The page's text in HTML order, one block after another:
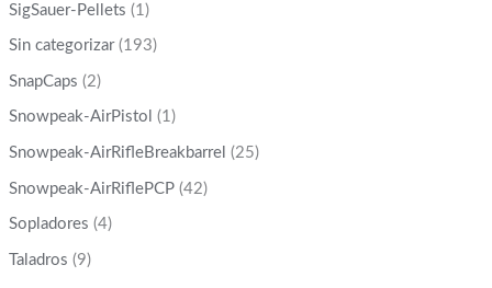
SigSauer-Pellets (1)
Sin categorizar (193)
SnapCaps (2)
Snowpeak-AirPistol (1)
Snowpeak-AirRifleBreakbarrel (25)
Snowpeak-AirRiflePCP (42)
Sopladores (4)
Taladros (9)